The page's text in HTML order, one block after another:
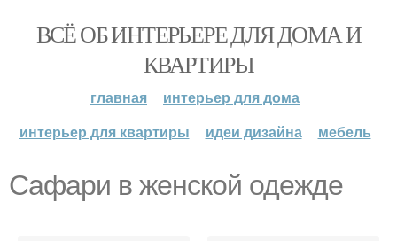
ВСЁ ОБ ИНТЕРЬЕРЕ ДЛЯ ДОМА И
КВАРТИРЫ
главная
интерьер для дома
интерьер для квартиры
идеи дизайна мебель
Сафари в женской одежде